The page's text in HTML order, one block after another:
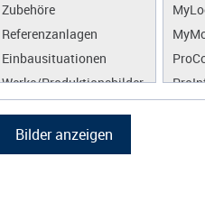
Zubehöre
Referenzanlagen
Einbausituationen
Werke/Produktionsbilder
Grafiken